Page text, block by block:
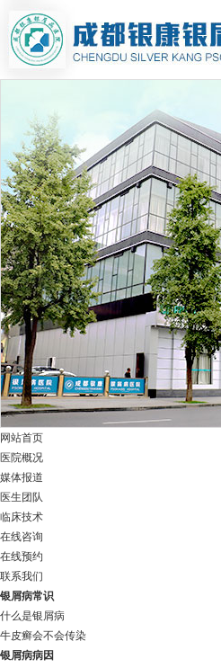
网站首页
医院概况
媒体报道
医生团队
临床技术
在线咨询
在线预约
联系我们
银屑病常识
什么是银屑病
牛皮癣会不会传染
银屑病病因